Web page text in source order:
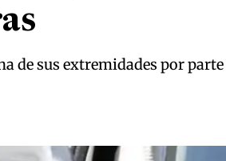
de sus extremidades por parte